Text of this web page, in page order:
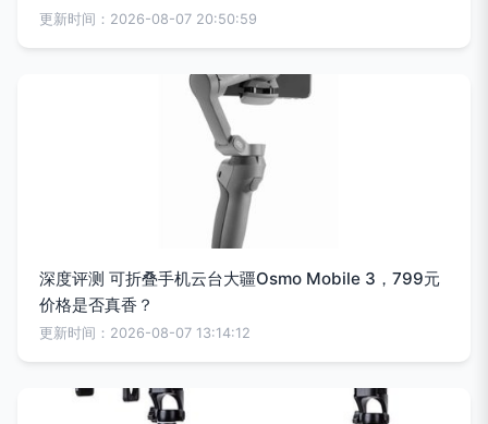
更新时间：2026-08-07 20:50:59
深度评测 可折叠手机云台大疆Osmo Mobile 3，799元
价格是否真香？
更新时间：2026-08-07 13:14:12